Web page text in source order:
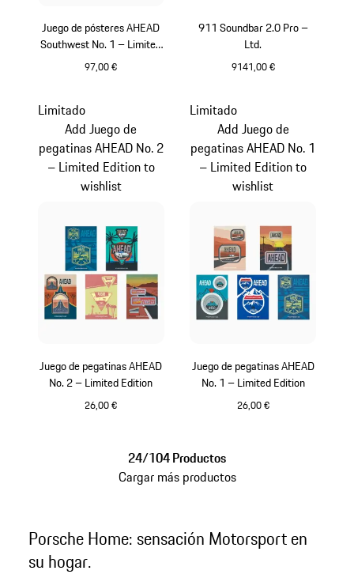
Juego de pósteres AHEAD
Southwest No. 1 – Limited
Edition
97,00 €
911 Soundbar 2.0 Pro –
Ltd.
9141,00 €
Juego de pegatinas AHEAD
No. 2 – Limited Edition
26,00 €
Limitado
Add Juego de
pegatinas AHEAD No. 2
– Limited Edition to
wishlist
Juego de pegatinas AHEAD
No. 1 – Limited Edition
26,00 €
Limitado
Add Juego de
pegatinas AHEAD No. 1
– Limited Edition to
wishlist
24/104 Productos
Cargar más productos
Porsche Home: sensación Motorsport en
su hogar.